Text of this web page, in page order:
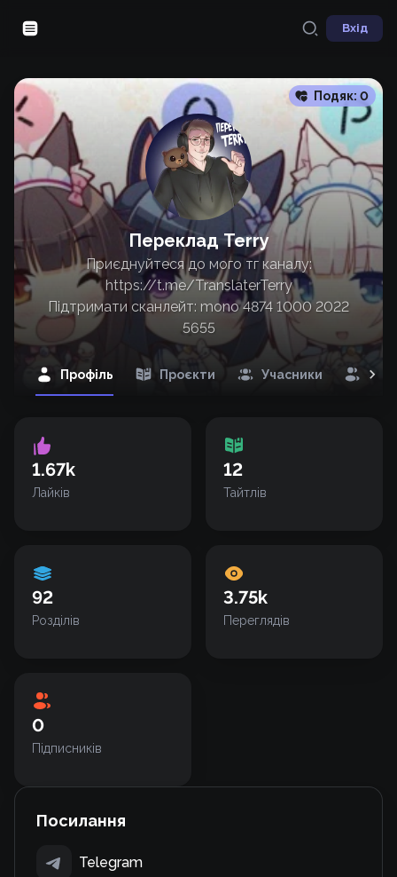
Вхід
Подяк: 0
Переклад Terry
Приєднуйтеся до мого тг каналу:
https://t.me/TranslaterTerry
Підтримати сканлейт: mono 4874 1000 2022
5655
Профіль Проєкти Учасники
1.67k
Лайків
12
Тайтлів
92
Розділів
3.75k
Переглядів
0
Підписників
Посилання
Telegram